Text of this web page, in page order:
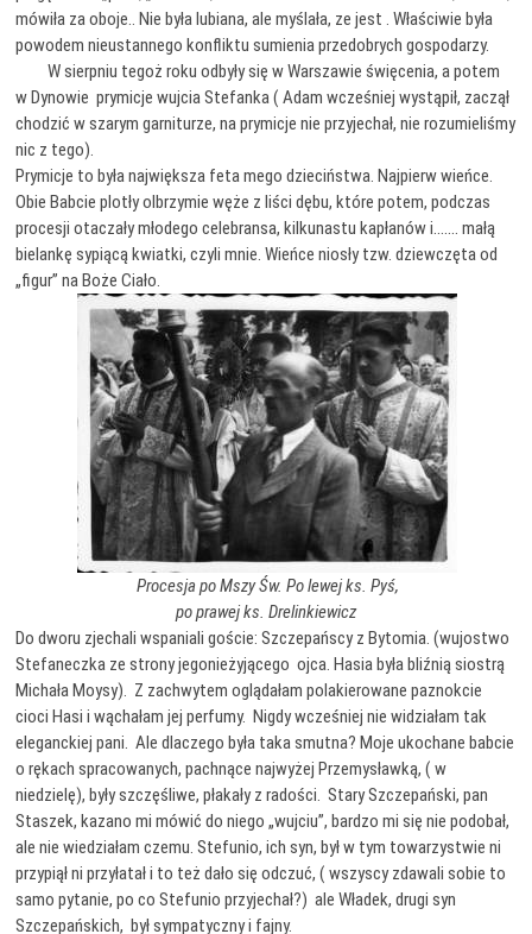
mówiła za oboje.. Nie była lubiana, ale myślała, ze jest . Właściwie była
powodem nieustannego konfliktu sumienia przedobrych gospodarzy.
W sierpniu tegoż roku odbyły się w Warszawie święcenia, a potem
w Dynowie prymicje wujcia Stefanka ( Adam wcześniej wystąpił, zaczął
chodzić w szarym garniturze, na prymicje nie przyjechał, nie rozumieliśmy
nic z tego).
Prymicje to była największa feta mego dzieciństwa. Najpierw wieńce.
Obie Babcie plotły olbrzymie węże z liści dębu, które potem, podczas
procesji otaczały młodego celebransa, kilkunastu kapłanów i……. małą
bielankę sypiącą kwiatki, czyli mnie. Wieńce niosły tzw. dziewczęta od
„figur” na Boże Ciało.
Procesja po Mszy Św. Po lewej ks. Pyś,
po prawej ks. Drelinkiewicz
Do dworu zjechali wspaniali goście: Szczepańscy z Bytomia. (wujostwo
Stefaneczka ze strony jegonieżyjącego ojca. Hasia była bliźnią siostrą
Michała Moysy). Z zachwytem oglądałam polakierowane paznokcie
cioci Hasi i wąchałam jej perfumy. Nigdy wcześniej nie widziałam tak
eleganckiej pani. Ale dlaczego była taka smutna? Moje ukochane babcie
o rękach spracowanych, pachnące najwyżej Przemysławką, ( w
niedzielę), były szczęśliwe, płakały z radości. Stary Szczepański, pan
Staszek, kazano mi mówić do niego „wujciu”, bardzo mi się nie podobał,
ale nie wiedziałam czemu. Stefunio, ich syn, był w tym towarzystwie ni
przypiął ni przyłatał i to też dało się odczuć, ( wszyscy zdawali sobie to
samo pytanie, po co Stefunio przyjechał?) ale Władek, drugi syn
Szczepańskich, był sympatyczny i fajny.